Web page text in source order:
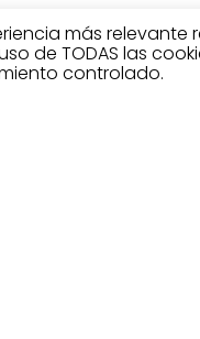
más
de TODAS las
controlado.